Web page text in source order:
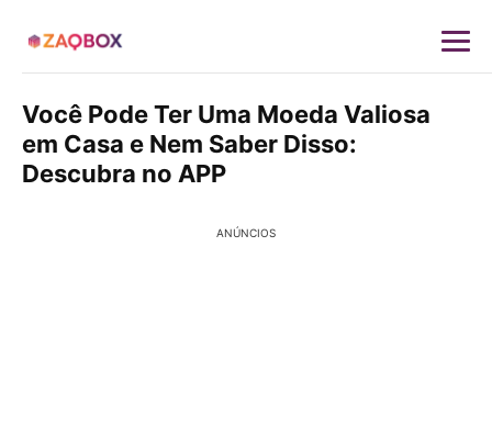
Você Pode Ter Uma Moeda Valiosa
em Casa e Nem Saber Disso:
Descubra no APP
ANÚNCIOS